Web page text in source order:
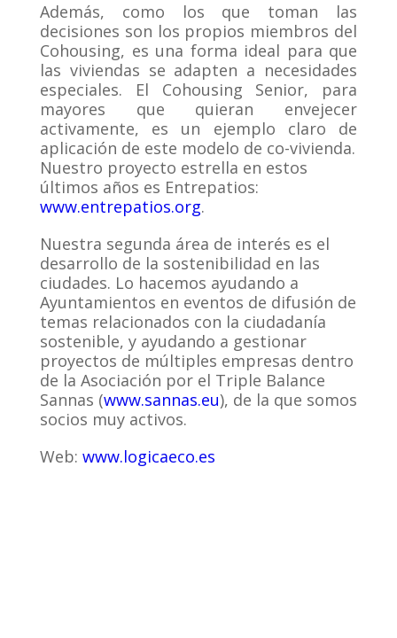
Además, como los que toman las
decisiones son los propios miembros del
Cohousing, es una forma ideal para que
las viviendas se adapten a necesidades
especiales. El Cohousing Senior, para
mayores que quieran envejecer
activamente, es un ejemplo claro de
aplicación de este modelo de co-vivienda.
Nuestro proyecto estrella en estos
últimos años es Entrepatios:
www.entrepatios.org.
Nuestra segunda área de interés es el
desarrollo de la sostenibilidad en las
ciudades. Lo hacemos ayudando a
Ayuntamientos en eventos de difusión de
temas relacionados con la ciudadanía
sostenible, y ayudando a gestionar
proyectos de múltiples empresas dentro
de la Asociación por el Triple Balance
Sannas (www.sannas.eu), de la que somos
socios muy activos.
Web: www.logicaeco.es